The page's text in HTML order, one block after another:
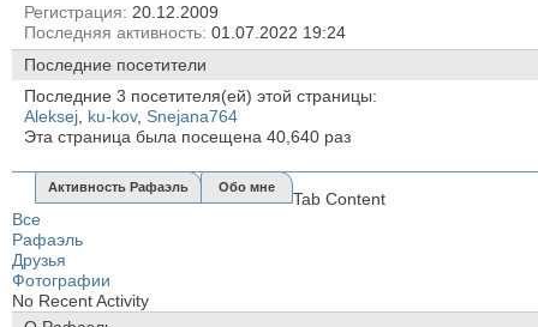
Регистрация
20.12.2009
Последняя активность 01.07.2022 19:24
Последние посетители
Последние 3 посетителя(ей) этой страницы:
Aleksej ku-kov, Snejana764
Эта страница была посещена 40,640 раз
Активность Рафаэль Обо мне
Tab Content
Все
Рафаэль
Друзья
Фотографии
No Recent Activity